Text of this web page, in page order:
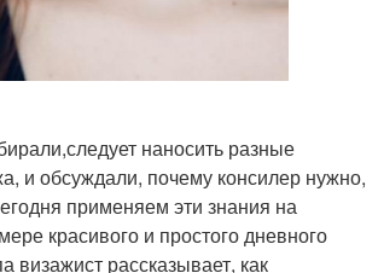
наносить разные
и обсуждали, почему консилер нужно,
применяем эти знания на
красивого и простого дневного
визажист рассказывает, как